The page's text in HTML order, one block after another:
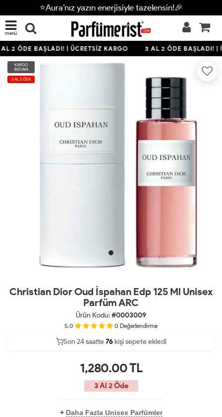
⭐Aura’nız yazın enerjisiyle tazelensin!🎉
menü
2 ÖDE BAŞLADI! | ÜCRETSİZ KARGO 3 AL 2 ÖDE BAŞLADI! |
KARGO
BEDAVA
3 AL 2 ÖDE
Christian Dior Oud İspahan Edp 125 Ml Unisex
Parfüm ARC
Ürün Kodu:#0003009
5.0 0 Değerlendirme
36
Son 24 saatte 76kişi sepete ekledi
25
1,280.00TL
3 Al 2 Öde
+ Daha Fazla Unisex Parfümler